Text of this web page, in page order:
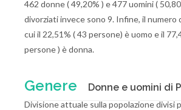
462 donne ( 49,20% ) e 477 uomini (
divorziati invece sono 9. Infine, il numero
cui il 22,51% ( 43 persone) è uomo e il
persone ) è donna.
Genere Donne e uomini di
Divisione attuale sulla popolazione divisi